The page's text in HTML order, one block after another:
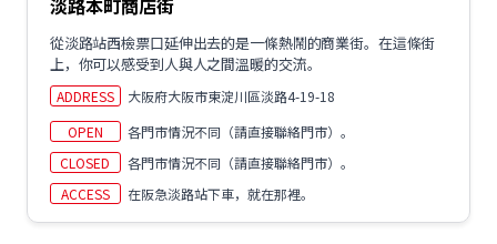
淡路本町商店街
從淡路站西檢票口延伸出去的是一條熱鬧的商業街。在這條街
上，你可以感受到人與人之間溫暖的交流。
ADDRESS
大阪府大阪市東淀川區淡路4-19-18
OPEN
各門市情況不同（請直接聯絡門市）。
CLOSED
各門市情況不同（請直接聯絡門市）。
ACCESS
在阪急淡路站下車，就在那裡。